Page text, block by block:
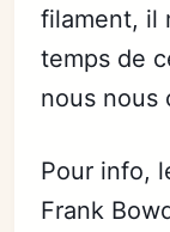
filament, il
temps de
nous nous
Pour info,
Frank